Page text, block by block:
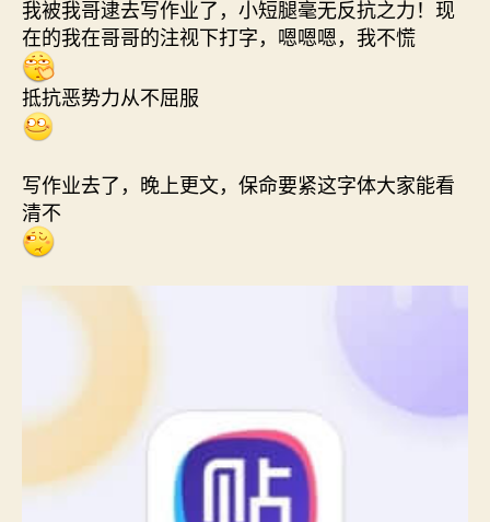
我被我哥逮去写作业了，小短腿毫无反抗之力！现
在的我在哥哥的注视下打字，嗯嗯嗯，我不慌
抵抗恶势力从不屈服
写作业去了，晚上更文，保命要紧这字体大家能看
清不